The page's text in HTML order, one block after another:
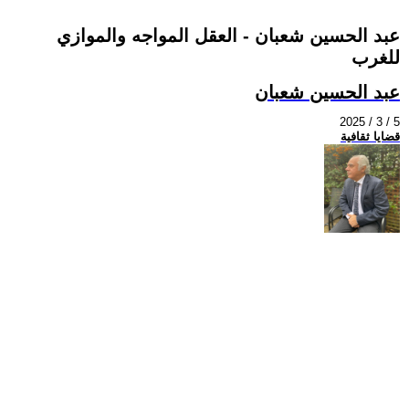
عبد الحسين شعبان - العقل المواجه والموازي
للغرب
عبد الحسين شعبان
2025 / 3 / 5
قضايا ثقافية